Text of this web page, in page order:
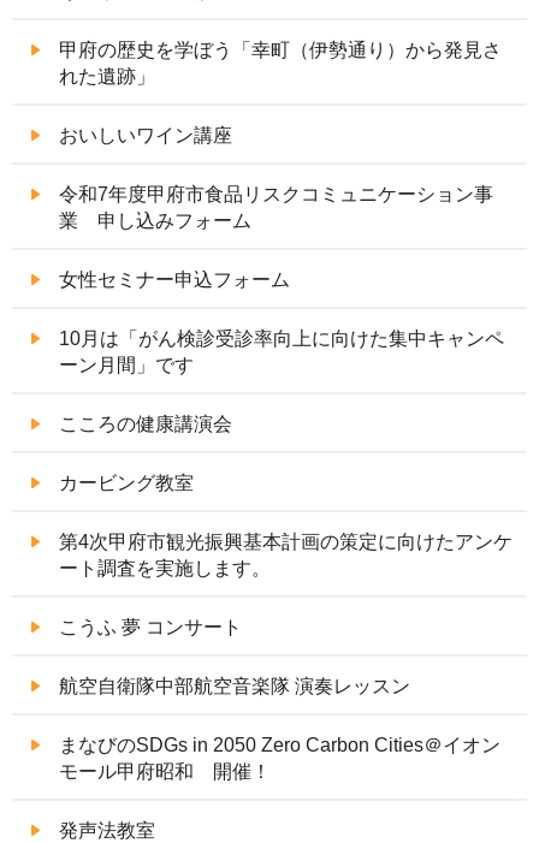
甲府の歴史を学ぼう「幸町（伊勢通り）から発見さ
れた遺跡」
おいしいワイン講座
令和7年度甲府市食品リスクコミュニケーション事
業 申し込みフォーム
女性セミナー申込フォーム
10月は「がん検診受診率向上に向けた集中キャンペ
ーン月間」です
こころの健康講演会
カービング教室
第4次甲府市観光振興基本計画の策定に向けたアンケ
ート調査を実施します。
こうふ 夢 コンサート
航空自衛隊中部航空音楽隊 演奏レッスン
まなびのSDGs in 2050 Zero Carbon Cities＠イオン
モール甲府昭和 開催！
発声法教室